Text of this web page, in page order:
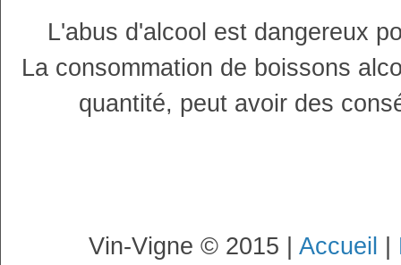
L'abus d'alcool est dangereux
La consommation de boissons
quantité, peut avoir des
Vin-Vigne © 2015 | Accueil